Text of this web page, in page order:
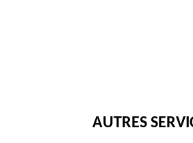
AUTRES